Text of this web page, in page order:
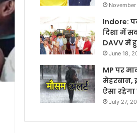
Indore:
दिशा में
DAVV में
June 18,
MP पर
मेहरबान,
ऐसा
July 27,